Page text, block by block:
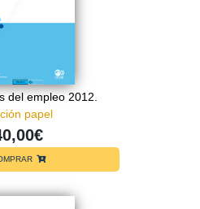
del empleo 2012.
papel